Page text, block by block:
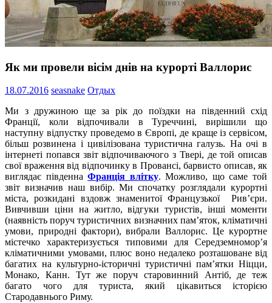
Як ми провели вісім днів на курорті Валлорис
18.07.2016 seasnake Отдых
Ми з дружиною ще за рік до поїздки на південний схід
Франції, коли відпочивали в Туреччині, вирішили що
наступну відпустку проведемо в Європі, де краще із сервісом,
більш розвинена і цивілізована туристична галузь. На очі в
інтернеті попався звіт відпочиваючого з Твері, де той описав
свої враження від відпочинку в Провансі, барвисто описав, як
виглядає південнаФранція влітку. Можливо, що саме той
звіт визначив наш вибір. Ми спочатку розглядали курортні
міста, розкидані вздовж знаменитої Французької Рив’єри.
Вивчивши ціни на житло, відгуки туристів, інші моменти
(наявність поруч туристичних визначних пам’яток, кліматичні
умови, природні фактори), вибрали Валлорис. Це курортне
містечко характеризується типовими для Середземномор’я
кліматичними умовами, плюс воно недалеко розташоване від
багатих на культурно-історичні туристичні пам’ятки Ніцци,
Монако, Канн. Тут же поруч старовинний Антіб, де теж
багато чого для туриста, який цікавиться історією
Стародавнього Риму.